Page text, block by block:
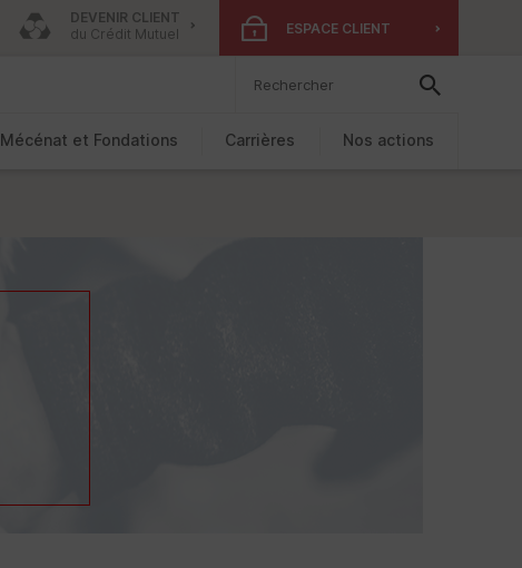
DEVENIR CLIENT
du Crédit Mutuel
ESPACE CLIENT
Mécénat et Fondations Carrières Nos actions